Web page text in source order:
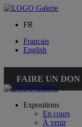
FR
Français
English
FAIRE UN DON
Expositions
En cours
À venir